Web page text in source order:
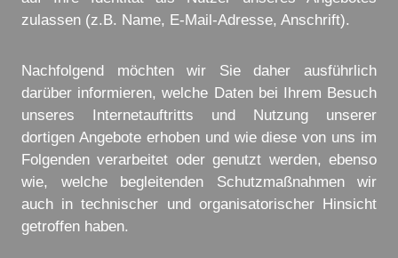
zulassen (z.B. Name, E-Mail-Adresse, Anschrift).
Nachfolgend möchten wir Sie daher ausführlich
darüber informieren, welche Daten bei Ihrem Besuch
unseres Internetauftritts und Nutzung unserer
dortigen Angebote erhoben und wie diese von uns im
Folgenden verarbeitet oder genutzt werden, ebenso
wie, welche begleitenden Schutzmaßnahmen wir
auch in technischer und organisatorischer Hinsicht
getroffen haben.